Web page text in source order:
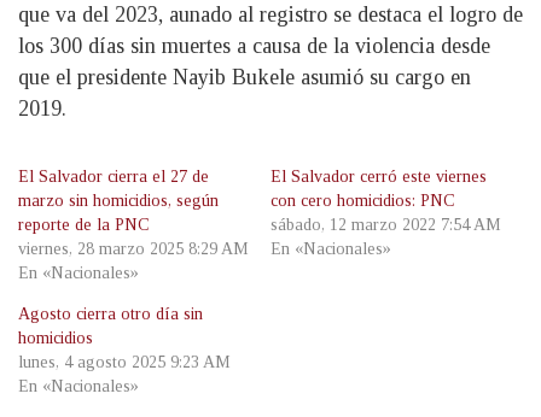
que va del 2023, aunado al registro se destaca el logro de
los 300 días sin muertes a causa de la violencia desde
que el presidente Nayib Bukele asumió su cargo en
2019.
El Salvador cierra el 27 de
marzo sin homicidios, según
reporte de la PNC
viernes, 28 marzo 2025 8:29 AM
En «Nacionales»
El Salvador cerró este viernes
con cero homicidios: PNC
sábado, 12 marzo 2022 7:54 AM
En «Nacionales»
Agosto cierra otro día sin
homicidios
lunes, 4 agosto 2025 9:23 AM
En «Nacionales»